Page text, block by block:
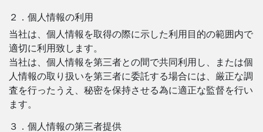
２．個人情報の利用
当社は、個人情報を取得の際に示した利用目的の範囲内で
適切に利用致します。
当社は、個人情報を第三者との間で共同利用し、または個
人情報の取り扱いを第三者に委託する場合には、厳正な調
査を行ったうえ、秘密を保持させる為に適正な監督を行い
ます。
３．個人情報の第三者提供